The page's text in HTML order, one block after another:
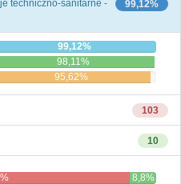
99,12%
techniczno-sanitarne -
99,12%
98,11%
95,62%
103
10
8,8%